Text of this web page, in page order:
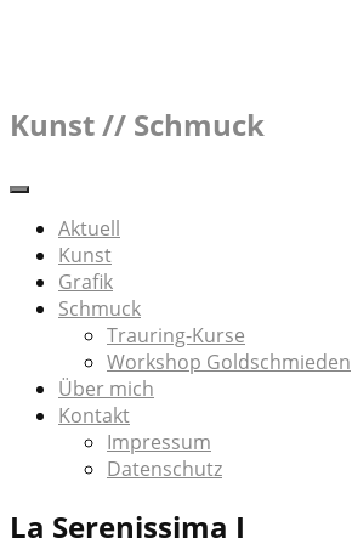
Kunst // Schmuck
Aktuell
Kunst
Grafik
Schmuck
Trauring-Kurse
Workshop Goldschmieden
Über mich
Kontakt
Impressum
Datenschutz
La Serenissima I